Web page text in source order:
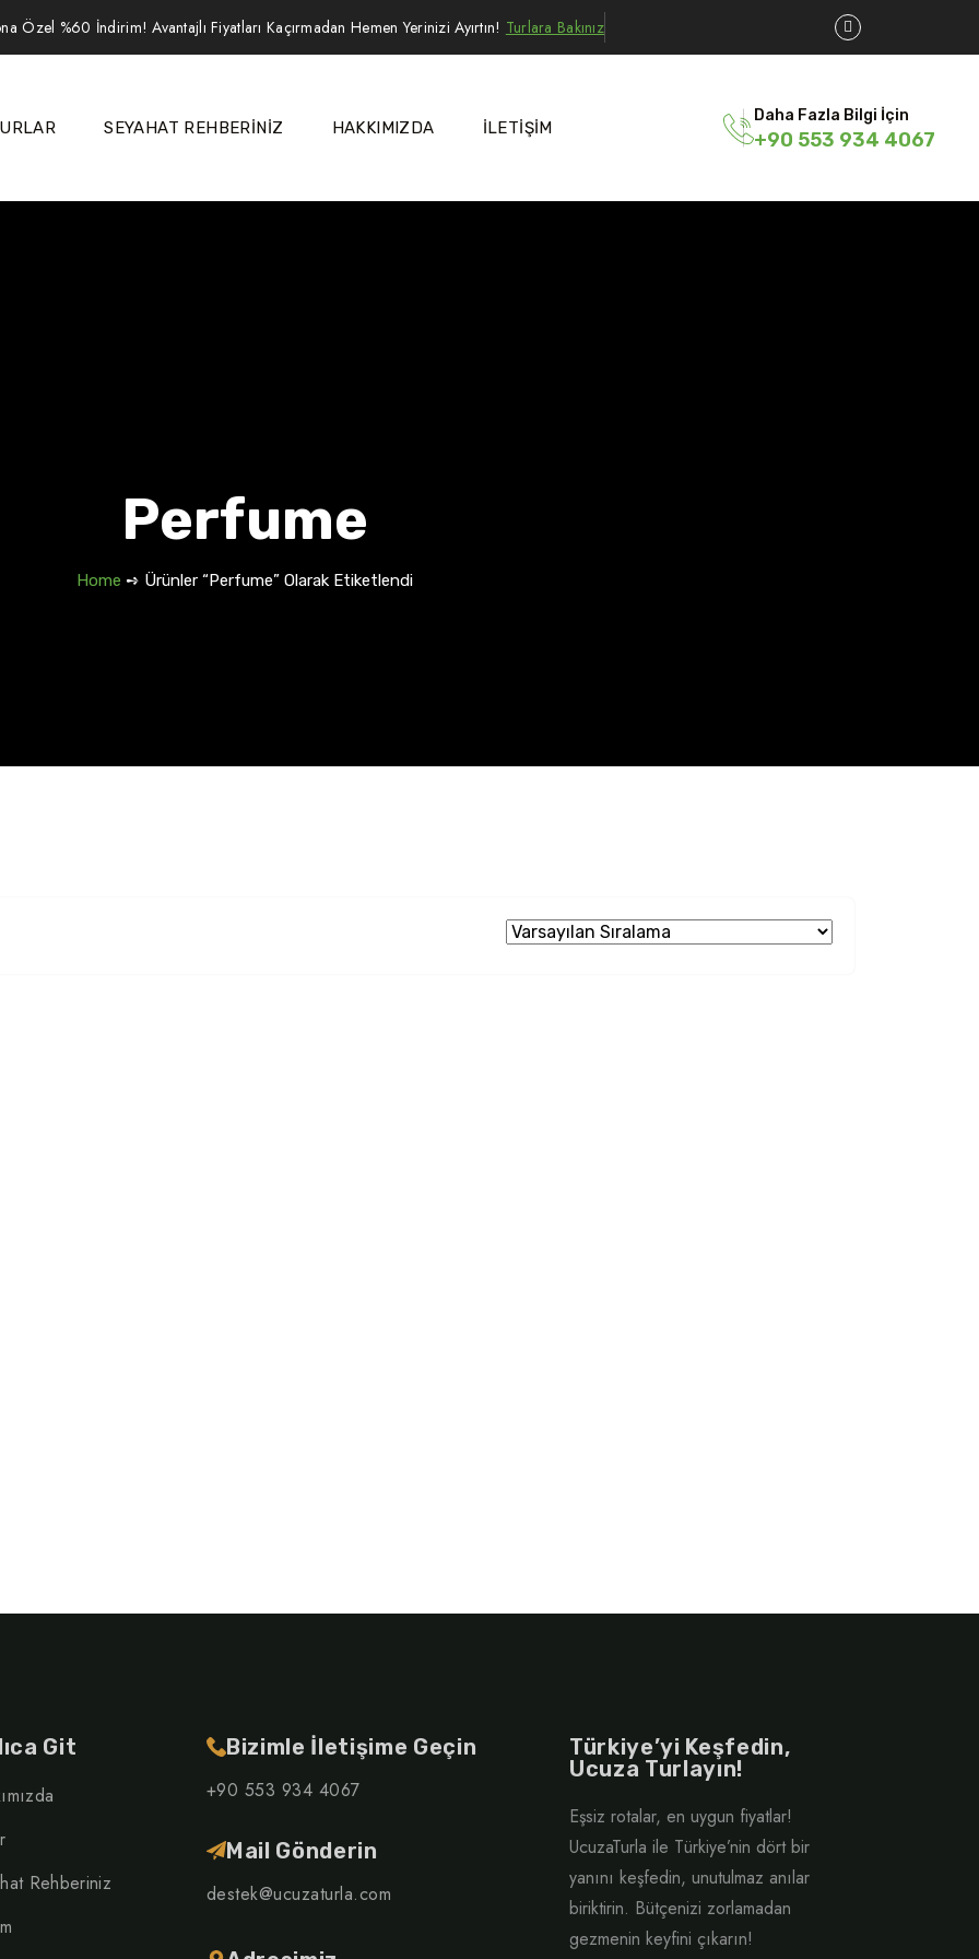
Özel %60 İndirim! Avantajlı Fiyatları Kaçırmadan Hemen Yerinizi Ayırtın! Turlara Bakınız
SEYAHAT REHBERİNİZ HAKKIMIZDA İLETİŞİM
Daha Fazla Bilgi İçin
+90 553 934 4067
Perfume
Home ➺ Ürünler “Perfume” Olarak Etiketlendi
Git
Rehberiniz
Bizimle İletişime Geçin
+90 553 934 4067
Mail Gönderin
destek@ucuzaturla.com
Türkiye’yi Keşfedin,
Ucuza Turlayın!
Eşsiz rotalar, en uygun fiyatlar!
UcuzaTurla ile Türkiye’nin dört bir
yanını keşfedin, unutulmaz anılar
biriktirin. Bütçenizi zorlamadan
gezmenin keyfini çıkarın!